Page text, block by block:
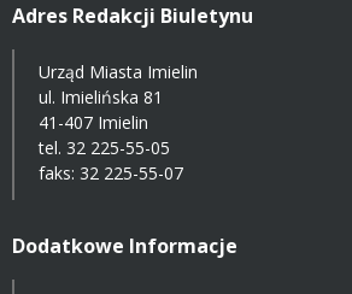
Adres Redakcji Biuletynu
Urząd Miasta Imielin
ul. Imielińska 81
41-407 Imielin
tel. 32 225-55-05
faks: 32 225-55-07
Dodatkowe Informacje